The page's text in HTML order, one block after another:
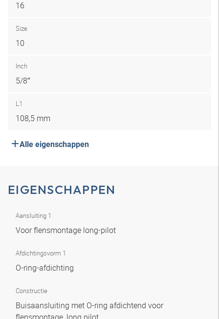
16
Size
10
Inch
5/8″
L1
108,5 mm
Alle eigenschappen
EIGENSCHAPPEN
Aansluiting 1
Voor flensmontage long-pilot
Afdichtingsvorm 1
O-ring-afdichting
Constructie
Buisaansluiting met O-ring afdichtend voor